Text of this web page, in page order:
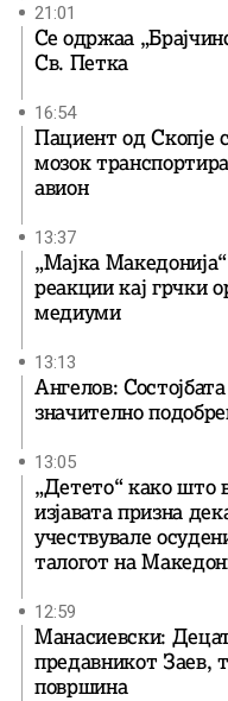
21:01
Се одржаа
Св. Петка
16:54
Пациент од Скопје
мозок
авион
13:37
„Мајка
реакции кај грчки
медиуми
13:13
Ангелов:
значително
13:05
„Детето“ како што
изјавата призна
учествувале
талогот на
12:59
Манасиевски:
предавникот Заев,
површина